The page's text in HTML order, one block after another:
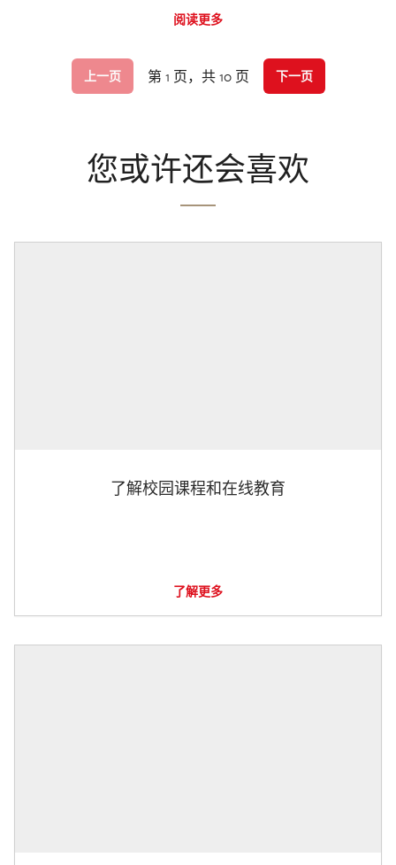
阅读更多
上一页 第 1 页，共 10 页 下一页
您或许还会喜欢
了解校园课程和在线教育
了解更多